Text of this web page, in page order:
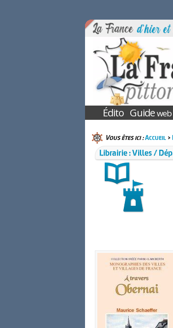
Édito Guideweb
Vous êtes ici :Accueil>
Librairie : Villes /